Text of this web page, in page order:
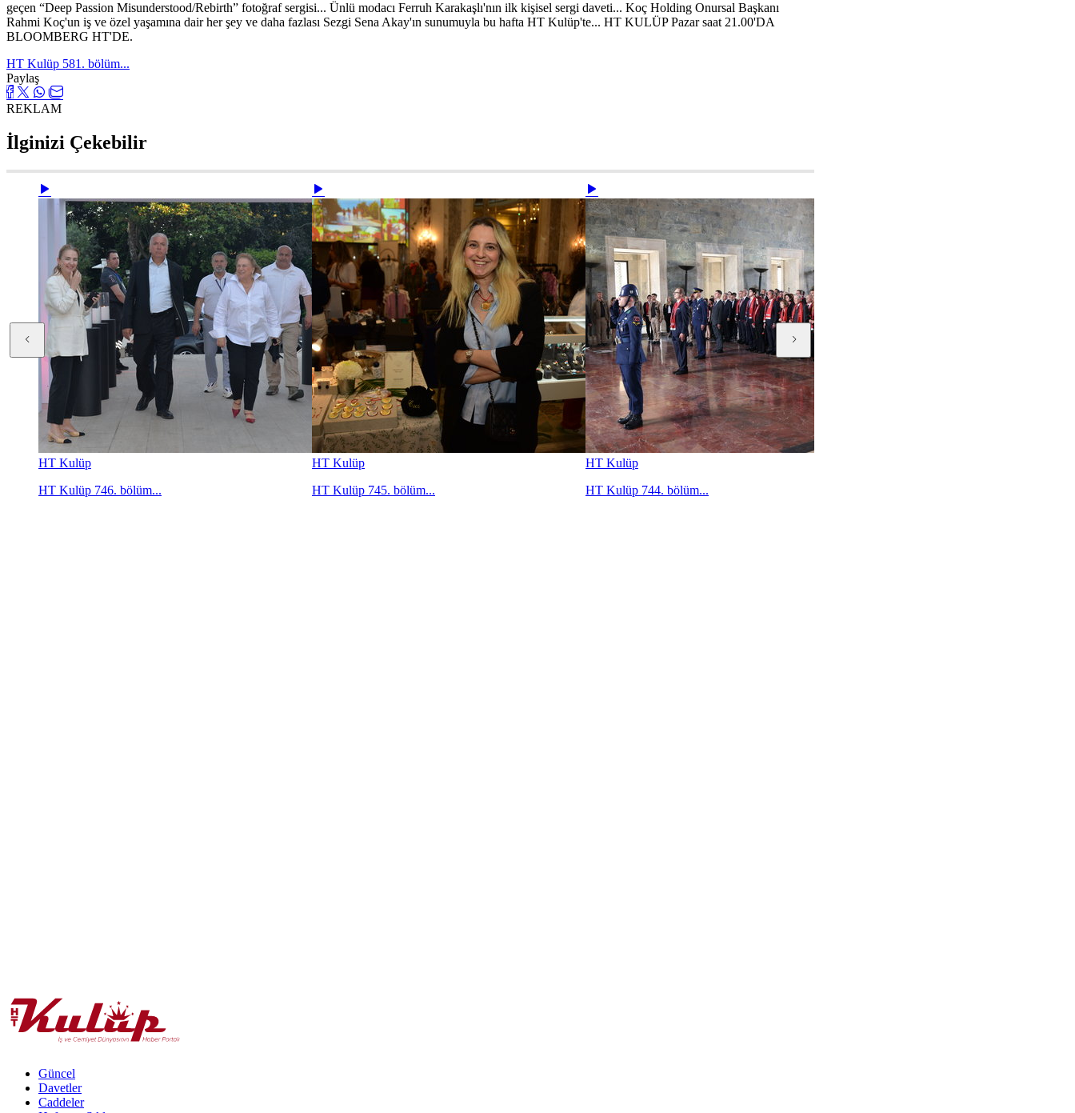
geçen “Deep Passion Misunderstood/Rebirth” fotoğraf sergisi... Ünlü modacı Ferruh Karakaşlı'nın ilk kişisel sergi daveti... Koç Holding Onursal Başkanı
Rahmi Koç'un iş ve özel yaşamına dair her şey ve daha fazlası Sezgi Sena Akay'ın sunumuyla bu hafta HT Kulüp'te... HT KULÜP Pazar saat 21.00'DA
BLOOMBERG HT'DE.
HT Kulüp 581. bölüm...
Paylaş
REKLAM
İlginizi Çekebilir
HT Kulüp
HT Kulüp 746. bölüm...
HT Kulüp
HT Kulüp 745. bölüm...
HT Kulüp
HT Kulüp 744. bölüm...
Güncel
Davetler
Caddeler